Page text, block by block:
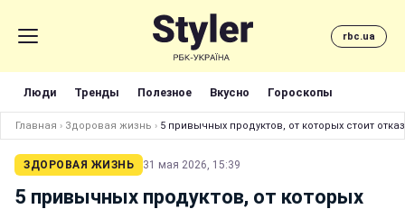
rbc.ua
Люди Тренды Полезное Вкусно Гороскопы
Главная › Здоровая жизнь › 5 привычных продуктов, от которых стоит
ЗДОРОВАЯ ЖИЗНЬ 31 мая 2026, 15:39
5 привычных продуктов, от которых